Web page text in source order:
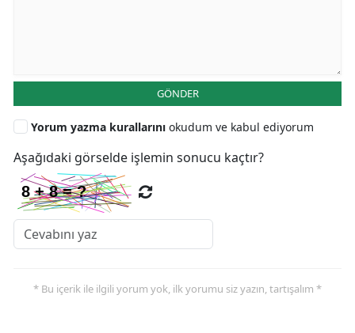
GÖNDER
Yorum yazma kurallarını okudum ve kabul ediyorum
Aşağıdaki görselde işlemin sonucu kaçtır?
* Bu içerik ile ilgili yorum yok, ilk yorumu siz yazın, tartışalım *